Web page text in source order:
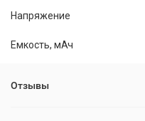
Напряжение
Емкость, мАч
Отзывы